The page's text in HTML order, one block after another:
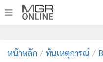
• ทันเหตุการณ์
หน้าหลัก ทันเหตุการณ์